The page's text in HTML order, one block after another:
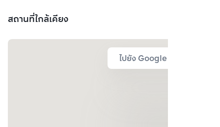
สถานที่ใกล้เคียง
ไปยัง Google Map